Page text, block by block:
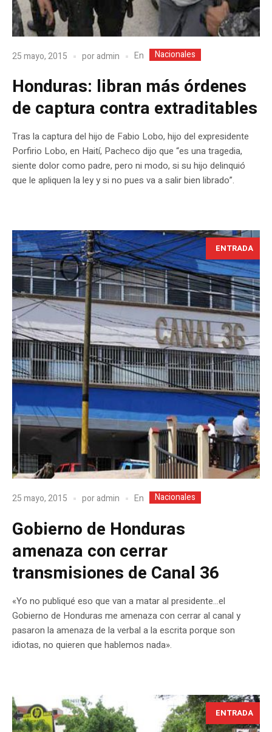
25 mayo, 2015 poradmin En Nacionales
Honduras: libran más órdenes
de captura contra extraditables
Tras la captura del hijo de Fabio Lobo, hijo del expresidente
Porfirio Lobo, en Haití, Pacheco dijo que “es una tragedia,
siente dolor como padre, pero ni modo, si su hijo delinquió
que le apliquen la ley y si no pues va a salir bien librado”.
ENTRADA
25 mayo, 2015 poradmin En Nacionales
Gobierno de Honduras
amenaza con cerrar
transmisiones de Canal 36
«Yo no publiqué eso que van a matar al presidente…el
Gobierno de Honduras me amenaza con cerrar al canal y
pasaron la amenaza de la verbal a la escrita porque son
idiotas, no quieren que hablemos nada».
ENTRADA